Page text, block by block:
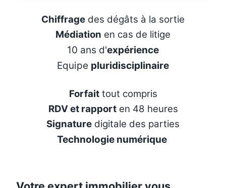
Chiffrage des dégâts à la sortie
Médiation en cas de litige
10 ans d'expérience
Equipe pluridisciplinaire
Forfaittout compris
RDV et rapporten 48 heures
Signature digitale des parties
Technologie numérique